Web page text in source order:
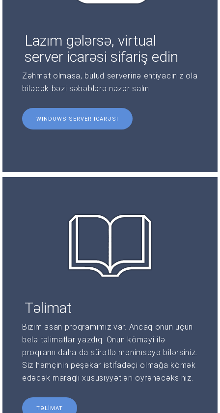
Lazım gələrsə, virtual
server icarəsi sifariş edin
Zəhmət olmasa, bulud serverinə ehtiyacınız ola
biləcək bəzi səbəblərə nəzər salın.
WINDOWS SERVER ICARƏSI
Təlimat
Bizim asan proqramımız var. Ancaq onun üçün
belə təlimatlar yazdıq. Onun köməyi ilə
proqramı daha da sürətlə mənimsəyə bilərsiniz.
Siz həmçinin peşəkar istifadəçi olmağa kömək
edəcək maraqlı xüsusiyyətləri öyrənəcəksiniz.
TƏLIMAT